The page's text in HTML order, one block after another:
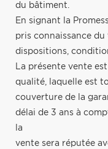
du bâtiment.
En signant la
pris connaissance
dispositions,
La présente vente
qualité, laquelle est
couverture de la
délai de 3 ans à
la
vente sera réputée